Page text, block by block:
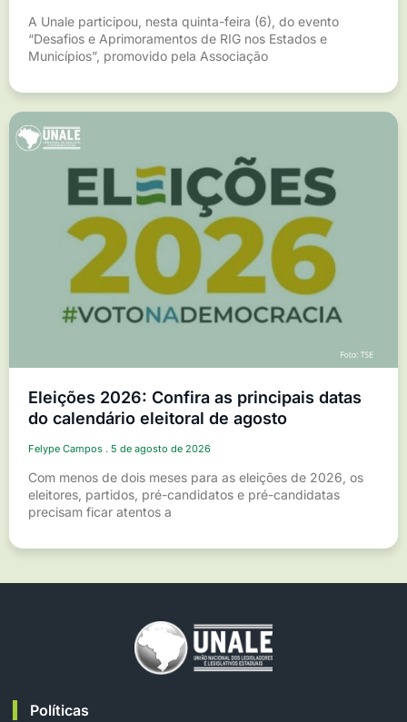
A Unale participou, nesta quinta-feira (6), do evento
“Desafios e Aprimoramentos de RIG nos Estados e
Municípios”, promovido pela Associação
Eleições 2026: Confira as principais datas
do calendário eleitoral de agosto
Felype Campos 5 de agosto de 2026
Com menos de dois meses para as eleições de 2026, os
eleitores, partidos, pré-candidatos e pré-candidatas
precisam ficar atentos a
Políticas